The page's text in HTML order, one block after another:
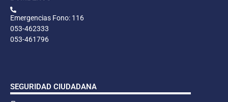
Emergencias Fono: 116
053-462333
053-461796
SEGURIDAD CIUDADANA